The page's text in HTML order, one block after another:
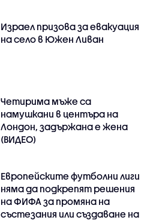
Израел призова за евакуация
на село в Южен Ливан
Четирима мъже са
намушкани в центъра на
Лондон, задържана е жена
(ВИДЕО)
Европейските футболни лиги
няма да подкрепят решения
на ФИФА за промяна на
състезания или създаване на